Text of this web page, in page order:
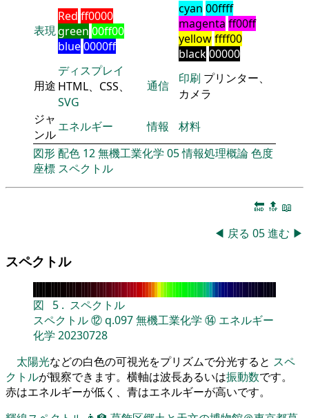
表現
Red ff0000
green 00ff00
blue0000ff
cyan 00ffff
magenta ff00ff
yellowffff00
black00000
用途
ディスプレイ
HTML、CSS、
SVG
通信 印刷 プリンター、
カメラ
ジャ
ンル
エネルギー 情報
材料
図形配色 12無機工業化学 05情報処理概論色度
座標 スペクトル
🔚 🔝 📖
◀ 戻る 05進む ▶
スペクトル
図 5 . スペクトル
スペクトル⑫q.097無機工業化学 ⑭ エネルギー
化学 20230728
太陽光などの白色の可視光をプリズムで分光すると スペ
クトルが観察できます。横軸は波長あるいは振動数です。
赤はエネルギーが低く、青はエネルギーが高いです。